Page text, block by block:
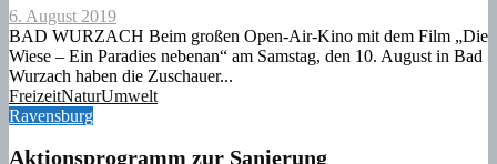
6. August 2019
BAD WURZACH Beim großen Open-Air-Kino mit dem Film „Die
Wiese – Ein Paradies nebenan“ am Samstag, den 10. August in Bad
Wurzach haben die Zuschauer...
FreizeitNaturUmwelt
Ravensburg
Aktionsprogramm zur Sanierung